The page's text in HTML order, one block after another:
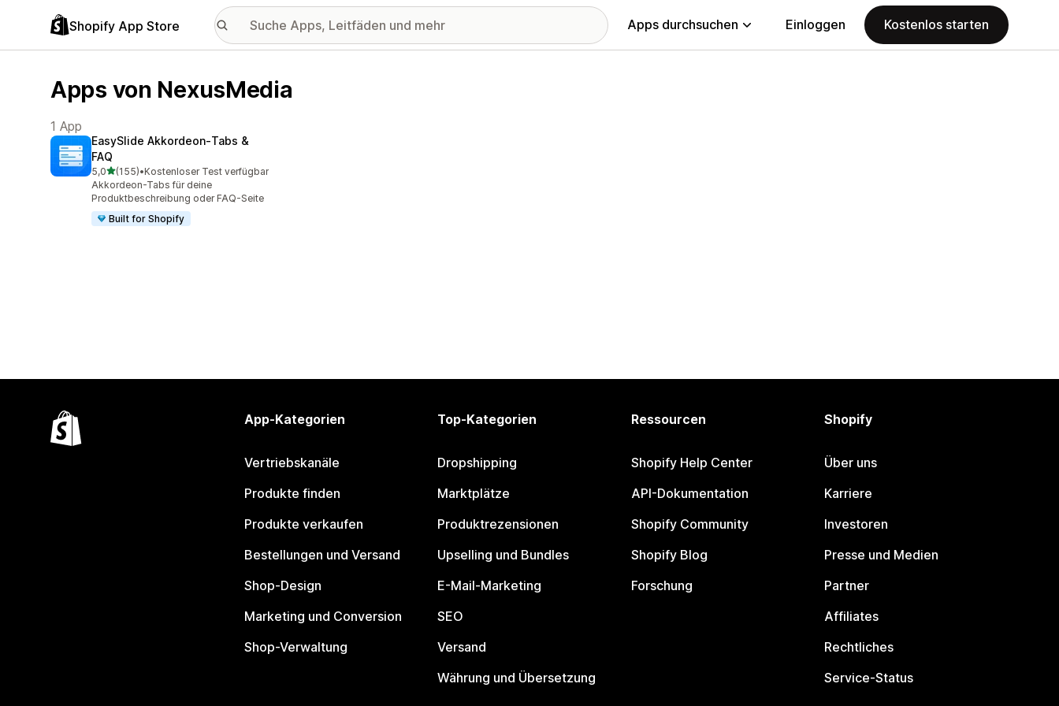
Shopify App Store Apps durchsuchen Einloggen Kostenlos starten
Apps von NexusMedia
1 App
EasySlide Akkordeon‑Tabs &
FAQ
5,0von 5 Sternen
(155)
155 Rezensionen insgesamt
•Kostenloser Test verfügbar
Akkordeon-Tabs für deine
Produktbeschreibung oder FAQ-Seite
Built for Shopify
App-Kategorien
Vertriebskanäle
Produkte finden
Produkte verkaufen
Bestellungen und Versand
Shop-Design
Marketing und Conversion
Shop-Verwaltung
Top-Kategorien
Dropshipping
Marktplätze
Produktrezensionen
Upselling und Bundles
E-Mail-Marketing
SEO
Versand
Währung und Übersetzung
Ressourcen
Shopify Help Center
API-Dokumentation
Shopify Community
Shopify Blog
Forschung
Shopify
Über uns
Karriere
Investoren
Presse und Medien
Partner
Affiliates
Rechtliches
Service-Status